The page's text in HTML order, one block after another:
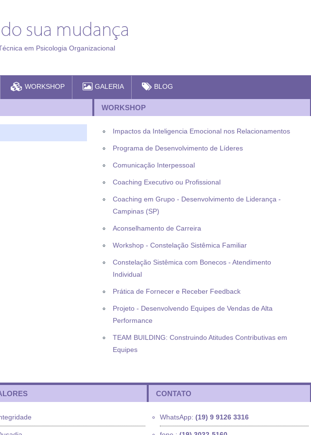
em Psicologia Organizacional
WORKSHOP GALERIA BLOG
WORKSHOP
Impactos da Inteligencia Emocional nos Relacionamentos
Programa de Desenvolvimento de Líderes
Comunicação Interpessoal
Coaching Executivo ou Profissional
Coaching em Grupo - Desenvolvimento de Liderança -
Campinas (SP)
Aconselhamento de Carreira
Workshop - Constelação Sistêmica Familiar
Constelação Sistêmica com Bonecos - Atendimento
Individual
Prática de Fornecer e Receber Feedback
Projeto - Desenvolvendo Equipes de Vendas de Alta
Performance
TEAM BUILDING: Construindo Atitudes Contributivas em
Equipes
CONTATO
WhatsApp: (19) 9 9126 3316